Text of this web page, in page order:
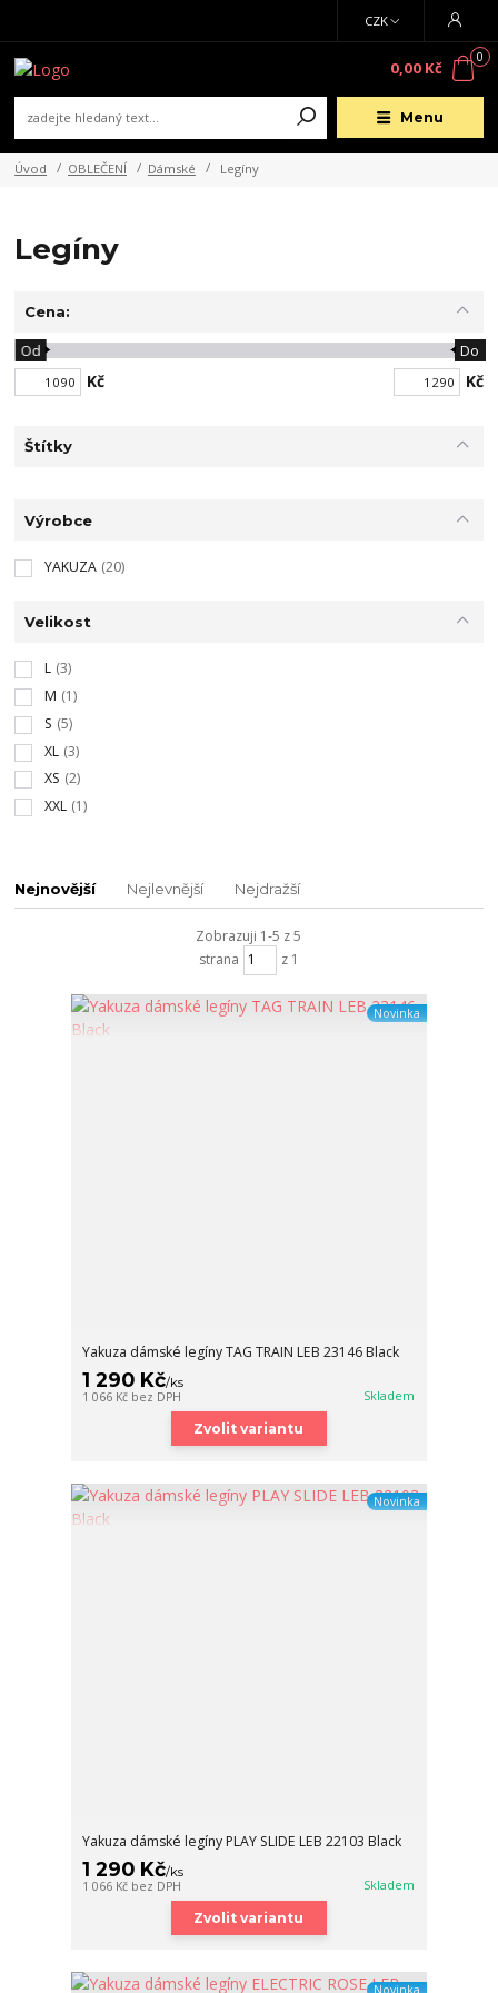
Menu
CZK
0
0,00 Kč
Úvod OBLEČENÍ Dámské Legíny
Legíny
Cena:
Kč
Od Do
Kč
Štítky
Výrobce
YAKUZA (20)
Velikost
L (3)
M (1)
S (5)
XL (3)
XS (2)
XXL (1)
Nejnovější Nejlevnější Nejdražší
Zobrazuji 1-5 z 5
strana
z 1
Novinka
Yakuza dámské legíny TAG TRAIN LEB 23146 Black
1 290 Kč/ks
1 066 Kč bez DPH Skladem
Zvolit variantu
Novinka
Yakuza dámské legíny PLAY SLIDE LEB 22103 Black
1 290 Kč/ks
1 066 Kč bez DPH Skladem
Zvolit variantu